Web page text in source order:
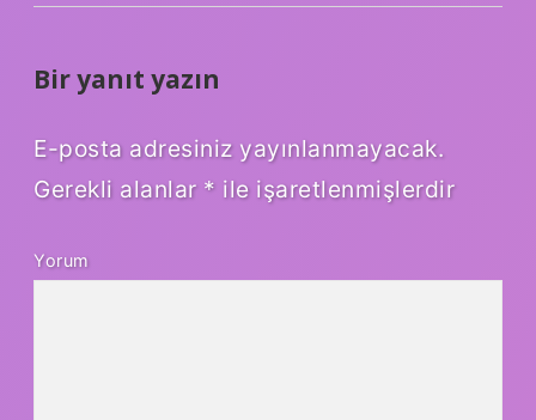
Bir yanıt yazın
E-posta adresiniz yayınlanmayacak.
Gerekli alanlar * ile işaretlenmişlerdir
Yorum